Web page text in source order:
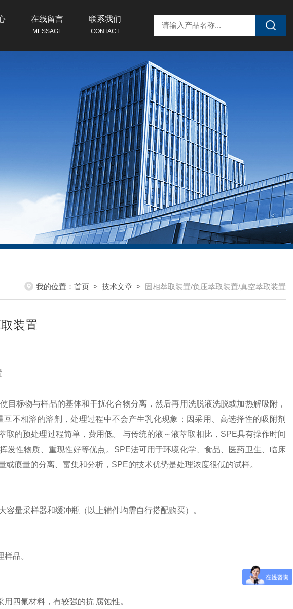
在线留言
MESSAGE
联系我们
CONTACT
我的位置： 首页 > 技术文章 > 固相萃取装置/负压萃取装置/真空萃取装置
装置
目标物与样品的基体和干扰化合物分离，然后再用洗脱液洗脱或加热解吸附，
不相溶的溶剂，处理过程中不会产生乳化现象；因采用、高选择性的吸附剂
取的预处理过程简单，费用低。 与传统的液～液萃取相比，SPE具有操作时间
发性物质、重现性好等优点。SPE法可用于环境化学、食品、医药卫生、临床
痕量的分离、富集和分析，SPE的技术优势是处理浓度很低的试样。
量采样器和缓冲瓶（以上辅件均需自行搭配购买）。
品。
四氟材料，有较强的抗 腐蚀性。